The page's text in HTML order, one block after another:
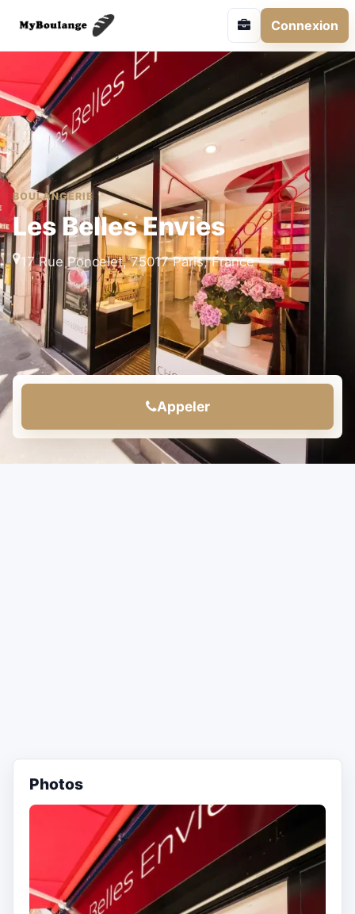
Connexion
BOULANGERIE
Les Belles Envies
17 Rue Poncelet, 75017 Paris, France
Appeler
Photos